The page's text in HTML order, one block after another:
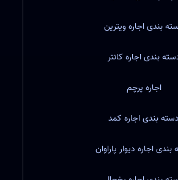
بندی اجاره ویترین
بندی اجاره کانتر
اجاره پرچم
دسته بندی اجاره کمد
اجاره دیوار پاراوان